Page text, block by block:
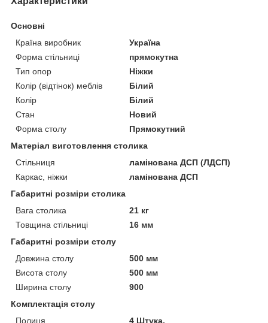
Основні
Країна виробник
Україна
Форма стільниці
прямокутна
Тип опор
Ніжки
Колір (відтінок) меблів
Білий
Колір
Білий
Стан
Новий
Форма столу
Прямокутний
Матеріал виготовлення столика
Стільниця
ламінована ДСП (ЛДСП)
Каркас, ніжки
ламінована ДСП
Габаритні розміри столика
Вага столика
21 кг
Товщина стільниці
16 мм
Габаритні розміри столу
Довжина столу
500 мм
Висота столу
500 мм
Ширина столу
900
Комплектація столу
Полиця
4 Штука.